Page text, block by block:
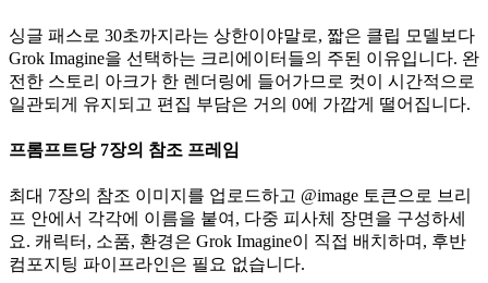
싱글 패스로 30초까지라는 상한이야말로, 짧은 클립 모델보다
Grok Imagine을 선택하는 크리에이터들의 주된 이유입니다. 완
전한 스토리 아크가 한 렌더링에 들어가므로 컷이 시간적으로
일관되게 유지되고 편집 부담은 거의 0에 가깝게 떨어집니다.
프롬프트당 7장의 참조 프레임
최대 7장의 참조 이미지를 업로드하고 @image 토큰으로 브리
프 안에서 각각에 이름을 붙여, 다중 피사체 장면을 구성하세
요. 캐릭터, 소품, 환경은 Grok Imagine이 직접 배치하며, 후반
컴포지팅 파이프라인은 필요 없습니다.